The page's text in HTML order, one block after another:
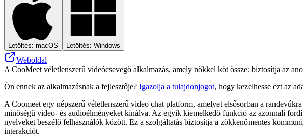
Letöltés: macOS Letöltés: Windows
Weboldal
A CooMeet véletlenszerű videócsevegő alkalmazás, amely nőkkel köt össze; biztosítja az
Ön ennek az alkalmazásnak a fejlesztője? Igazolja a tulajdonjogot, hogy kezelhesse ezt az
A Coomeet egy népszerű véletlenszerű video chat platform, amelyet elsősorban a
minőségű video- és audioélményeket kínálva. Az egyik kiemelkedő funkció az azonnali
nyelveket beszélő felhasználók között. Ez a szolgáltatás biztosítja a zökkenőmentes
interakciót.